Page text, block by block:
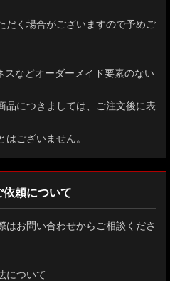
ヴェルファイア
アルファード
ェルファイア
ルファード
MZRA95W ノア/ヴォクシー
だく場合がございますので予めご
スなどオーダーメイド要素のない
品につきましては、ご注文後に表
ございません。
頼について
はお問い合わせからご相談くださ
について